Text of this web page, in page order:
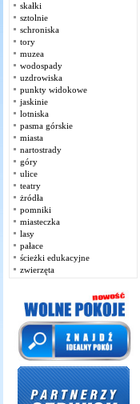
skałki
sztolnie
schroniska
tory
muzea
wodospady
uzdrowiska
punkty widokowe
jaskinie
lotniska
pasma górskie
miasta
nartostrady
góry
ulice
teatry
żródła
pomniki
miasteczka
lasy
pałace
ścieżki edukacyjne
zwierzęta